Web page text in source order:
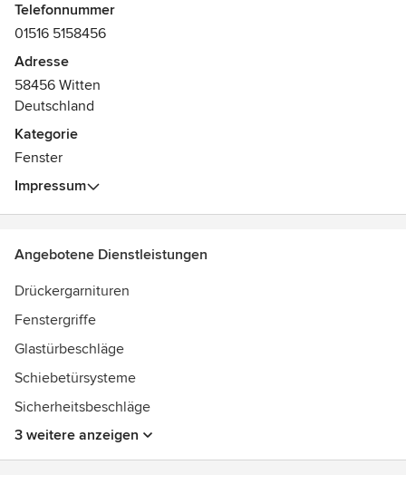
Türen passenden Türbeschlag/ Türbeschläge zu finden,
haben wir uns bemüht, einen übersichtlichen Shop für Sie
bereitzustellen, in dem Sie sich leicht zurechtfinden und
somit schnell finden, was Sie benötigen. Dabei können Sie
aus unserem Sortiment hochwertiger Glastürbeschläge,
finden sicherlich, den Türbeschlag, der Ihren Vorstellungen
entspricht.
Telefonnummer
01516 5158456
Adresse
58456 Witten
Deutschland
Kategorie
Fenster
Impressum
Angebotene Dienstleistungen
Drückergarnituren
Fenstergriffe
Glastürbeschläge
Schiebetürsysteme
Sicherheitsbeschläge
3 weitere anzeigen